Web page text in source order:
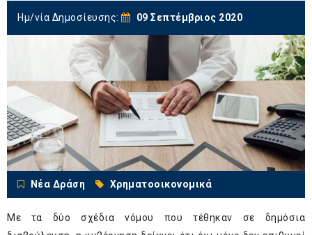
Ημ/νία Δημοσίευσης: 09 Σεπτέμβριος 2020
Νέα Δράση Χρηματοοικονομικά
Με τα δύο σχέδια νόμου που τέθηκαν σε δημόσια